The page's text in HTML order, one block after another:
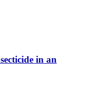
in an